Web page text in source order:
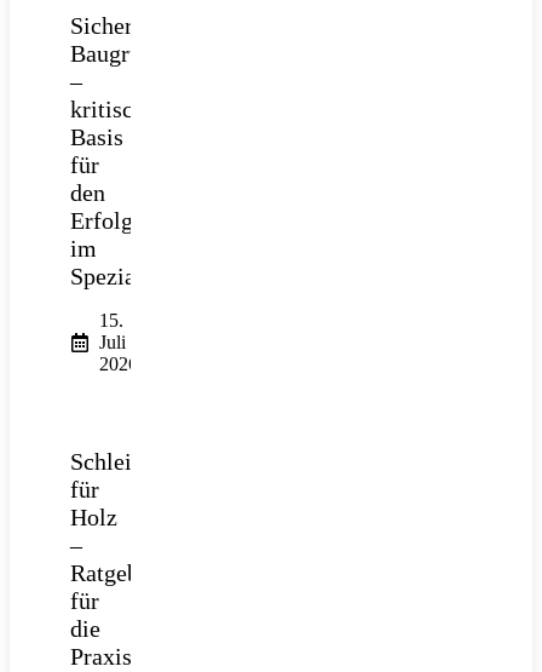
Sichere
Baugrube
–
kritische
Basis
für
den
Erfolg
im
Spezialtiefbau
15.
Juli
2026
Schleifpapier
für
Holz
–
Ratgeber
für
die
Praxis